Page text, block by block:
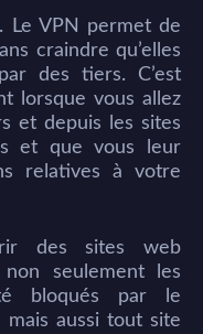
Le VPN permet de
craindre qu’elles
des tiers. C’est
lorsque vous allez
et depuis les sites
et que vous leur
relatives à votre
des sites web
seulement les
bloqués par le
mais aussi tout site